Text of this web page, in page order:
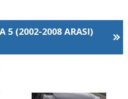
5 (2002-2008 ARASI)